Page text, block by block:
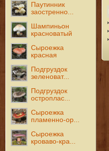
Паутинник
заостренно...
Шампиньон
красноватый
Сыроежка
красная
Подгруздок
зеленоват...
Подгруздок
остроплас...
Сыроежка
пламенно-ор...
Сыроежка
кроваво-кра...